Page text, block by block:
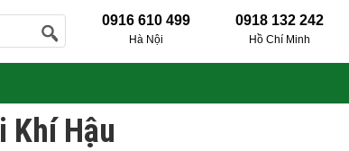
0916 610 499
Hà Nội
0918 132 242
Hồ Chí Minh
Khí Hậu